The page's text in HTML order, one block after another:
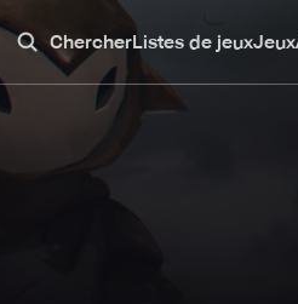
ChercherListes de jeuxJeux